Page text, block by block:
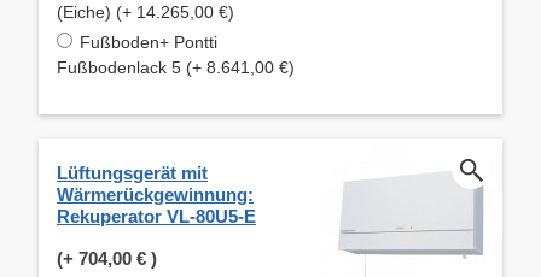
(Eiche) (+ 14.265,00 €)
Fußboden+ Pontti
Fußbodenlack 5 (+ 8.641,00 €)
Lüftungsgerät mit
Wärmerückgewinnung:
Rekuperator VL-80U5-E
(+ 704,00 € )